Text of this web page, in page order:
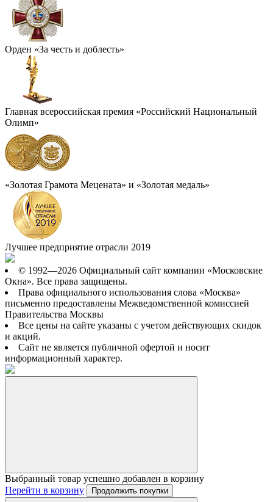
Орден «За честь и доблесть»
Главная всероссийская премия «Российский Национальный
Олимп»
«Золотая Грамота Мецената» и «Золотая медаль»
Лучшее предприятие отрасли 2019
© 1992—2026 Официальный сайт компании «Московские
Окна». Все права защищены.
Права официального использования слова «Москва»
письменно предоставлены Межведомственной комиссией
Правительства Москвы
Все цены на сайте указаны с учетом действующих скидок
и акций.
Сайт не является публичной офертой и носит
информационный характер.
Выбранный товар успешно добавлен в корзину
Перейти в корзину
Продолжить покупки